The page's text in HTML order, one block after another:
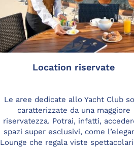
Location riservate
Le aree dedicate allo Yacht Club
caratterizzate da una maggiore
riservatezza. Potrai, infatti,
spazi super esclusivi, come
Lounge che regala viste